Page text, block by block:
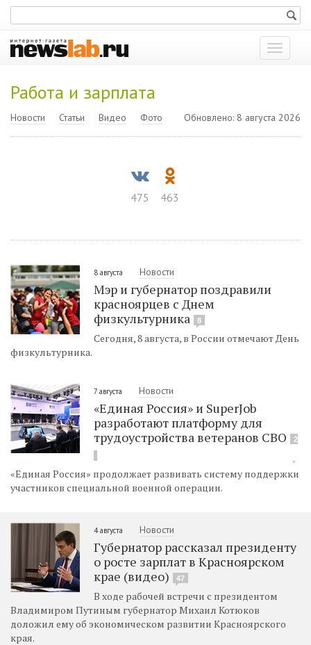
Показать
меню
Работа и зарплата
Новости Статьи Видео Фото Обновлено: 8 августа 2026
475 463
8 августа Новости
Мэр и губернатор поздравили
красноярцев с Днем
физкультурника
8
Сегодня, 8 августа, в России отмечают День
физкультурника.
7 августа Новости
«Единая Россия» и SuperJob
разработают платформу для
трудоустройства ветеранов СВО
2
«Единая Россия» продолжает развивать систему поддержки
участников специальной военной операции.
4 августа Новости
Губернатор рассказал президенту
о росте зарплат в Красноярском
крае (видео)
47
В ходе рабочей встречи с президентом
Владимиром Путиным губернатор Михаил Котюков
доложил ему об экономическом развитии Красноярского
края.